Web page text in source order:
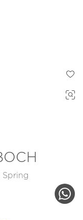
Spring